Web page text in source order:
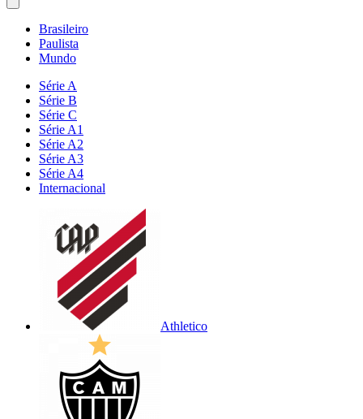
Brasileiro
Paulista
Mundo
Série A
Série B
Série C
Série A1
Série A2
Série A3
Série A4
Internacional
Athletico